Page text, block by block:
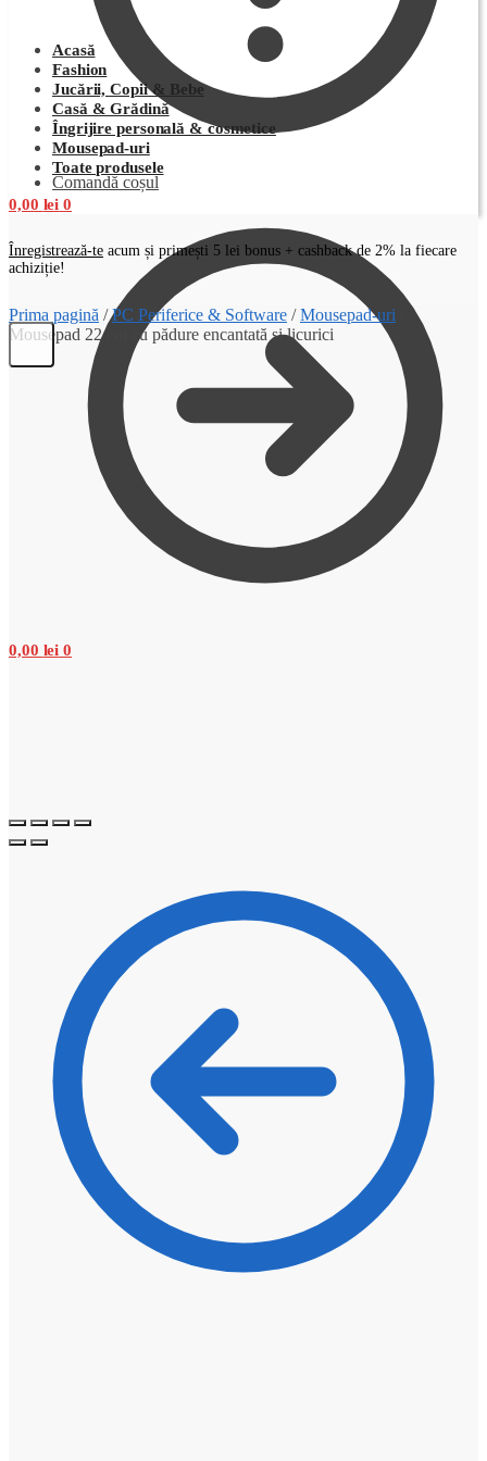
Comandă coșul
0,00 lei 0
Acasă
Fashion
Jucării, Copii & Bebe
Casă & Grădină
Îngrijire personală & cosmetice
Mousepad-uri
Toate produsele
0,00 lei 0
Înregistrează-te acum și primești 5 lei bonus + cashback de 2% la fiecare
achiziție!
Prima pagină /PC Periferice & Software /Mousepad-uri
Mousepad 22 cm cu pădure encantată și licurici